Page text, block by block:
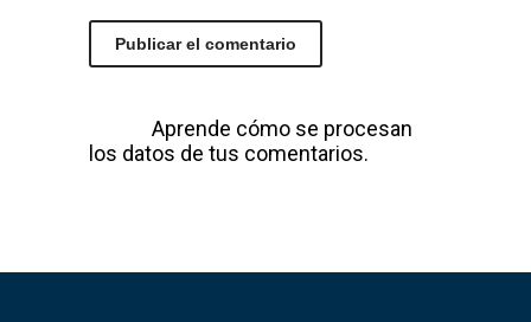
Aprende cómo se procesan
los datos de tus comentarios.